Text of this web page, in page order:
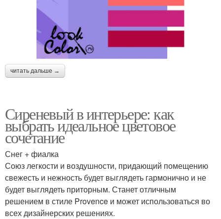
читать дальше →
Сиреневый в интерьере: как
выбрать идеальное цветовое
сочетание
Снег + фиалка
Союз легкости и воздушности, придающий помещению
свежесть и нежность будет выглядеть гармонично и не
будет выглядеть приторным. Станет отличным
решением в стиле Provence и может использоваться во
всех дизайнерских решениях.